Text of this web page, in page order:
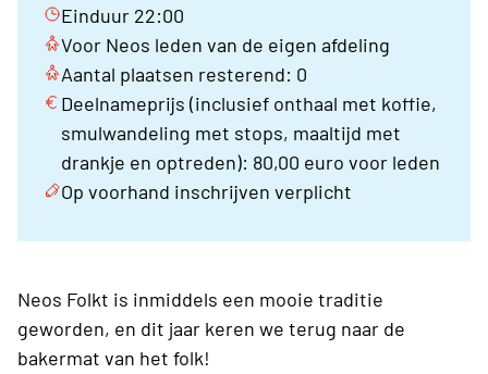
Einduur 22:00
Voor Neos leden van de eigen afdeling
Aantal plaatsen resterend: 0
Deelnameprijs (inclusief onthaal met koffie,
smulwandeling met stops, maaltijd met
drankje en optreden): 80,00 euro voor leden
Op voorhand inschrijven verplicht
Neos Folkt is inmiddels een mooie traditie
geworden, en dit jaar keren we terug naar de
bakermat van het folk!